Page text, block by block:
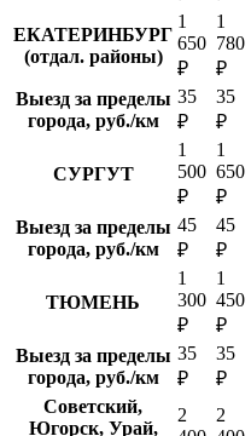
ЕКАТЕРИНБУРГ
(отдал. районы)
1
650
₽
1
780
₽
Выезд за пределы
города, руб./км
35
₽
35
₽
СУРГУТ
1
500
₽
1
650
₽
Выезд за пределы
города, руб./км
45
₽
45
₽
ТЮМЕНЬ
1
300
₽
1
450
₽
Выезд за пределы
города, руб./км
35
₽
35
₽
Советский,
Югорск, Урай,
2
2